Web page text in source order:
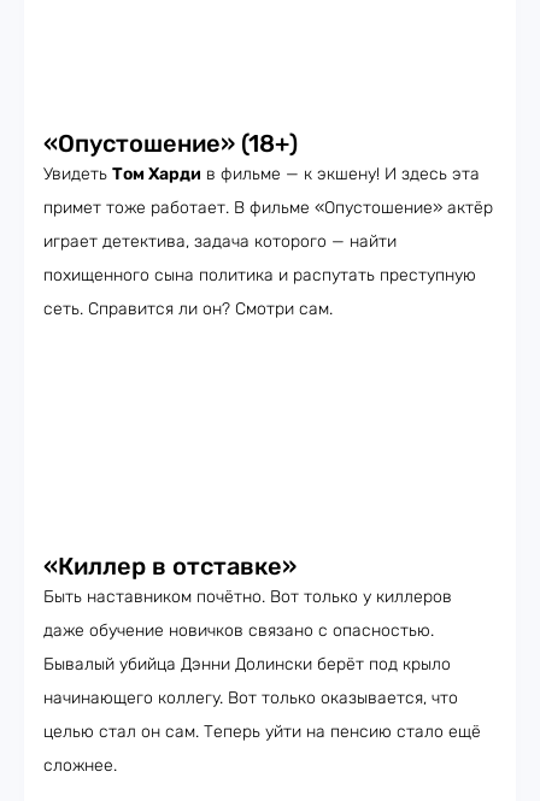
«Опустошение» (18+)
Увидеть Том Харди в фильме — к экшену! И здесь эта
примет тоже работает. В фильме «Опустошение» актёр
играет детектива, задача которого — найти
похищенного сына политика и распутать преступную
сеть. Справится ли он? Смотри сам.
«Киллер в отставке»
Быть наставником почётно. Вот только у киллеров
даже обучение новичков связано с опасностью.
Бывалый убийца Дэнни Долински берёт под крыло
начинающего коллегу. Вот только оказывается, что
целью стал он сам. Теперь уйти на пенсию стало ещё
сложнее.